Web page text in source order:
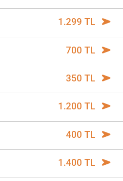
1.299 TL
700 TL
350 TL
1.200 TL
400 TL
1.400 TL